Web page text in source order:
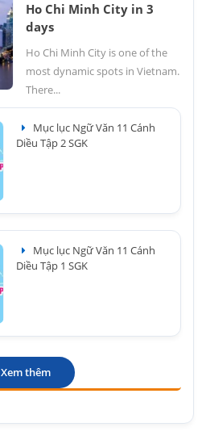
Ho Chi Minh City in 3
days
Ho Chi Minh City is one of the
most dynamic spots in Vietnam.
There...
Mục lục Ngữ Văn 11 Cánh
Diều Tập 2 SGK
Mục lục Ngữ Văn 11 Cánh
Diều Tập 1 SGK
Xem thêm